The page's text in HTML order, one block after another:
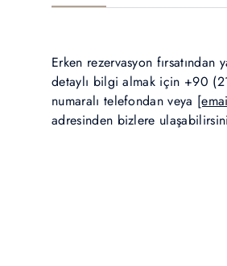
Erken rezervasyon fırsatından
detaylı bilgi almak için +90
numaralı telefondan veya
adresinden bizlere